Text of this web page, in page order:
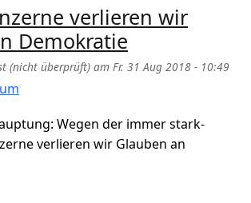
verlieren wir
Demokratie
(nicht überprüft) am Fr. 31 Aug 2018 - 10:49
Wegen der immer stark-
verlieren wir Glauben an